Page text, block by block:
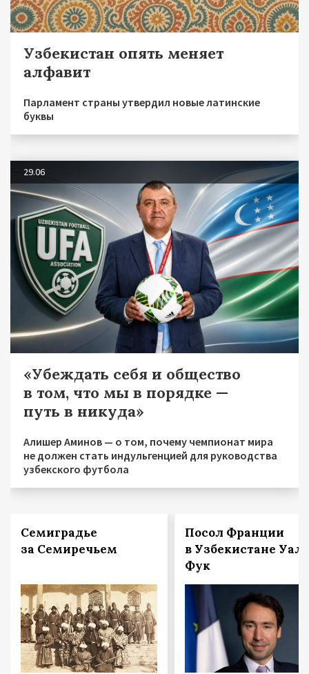
Узбекистан опять меняет
алфавит
Парламент страны утвердил новые латинские
буквы
29.06
«Убеждать себя и общество
в том, что мы в порядке —
путь в никуда»
Алишер Аминов — о том, почему чемпионат мира
не должен стать индульгенцией для руководства
узбекского футбола
Семиградье
за Семиречьем
Посол Франции
в Узбекистане
Фук